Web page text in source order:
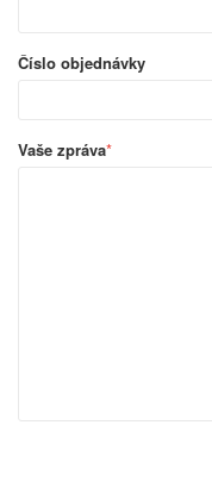
Číslo objednávky
Vaše zpráva*